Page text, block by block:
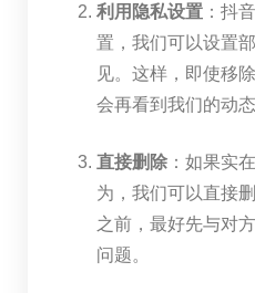
利用隐私设置：抖
置，我们可以设置
见。这样，即使移
会再看到我们的动态
直接删除：如果实
为，我们可以直接
之前，最好先与对
问题。